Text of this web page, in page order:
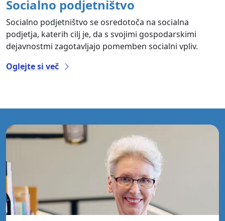
Socialno podjetništvo
Socialno podjetništvo se osredotoča na socialna
podjetja, katerih cilj je, da s svojimi gospodarskimi
dejavnostmi zagotavljajo pomemben socialni vpliv.
Oglejte si več